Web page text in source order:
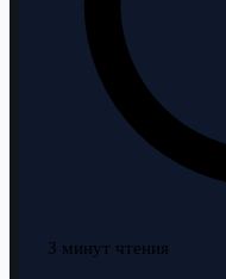
3 минут чтения